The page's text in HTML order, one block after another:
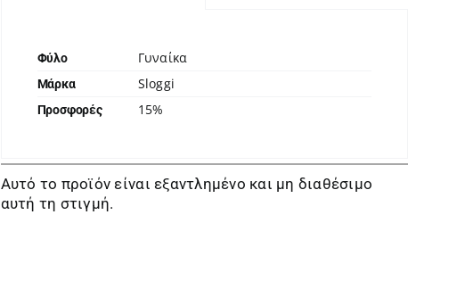
Φύλο Γυναίκα
Μάρκα Sloggi
Προσφορές 15%
Αυτό το προϊόν είναι εξαντλημένο και μη διαθέσιμο
αυτή τη στιγμή.